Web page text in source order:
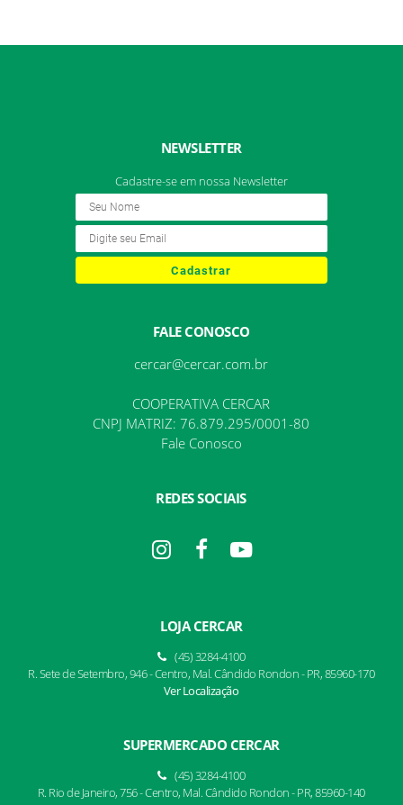
NEWSLETTER
Cadastre-se em nossa Newsletter
Cadastrar
FALE CONOSCO
cercar@cercar.com.br
COOPERATIVA CERCAR
CNPJ MATRIZ: 76.879.295/0001-80
Fale Conosco
REDES SOCIAIS
LOJA CERCAR
(45) 3284-4100
R. Sete de Setembro, 946 - Centro, Mal. Cândido Rondon - PR, 85960-170
Ver Localização
SUPERMERCADO CERCAR
(45) 3284-4100
R. Rio de Janeiro, 756 - Centro, Mal. Cândido Rondon - PR, 85960-140